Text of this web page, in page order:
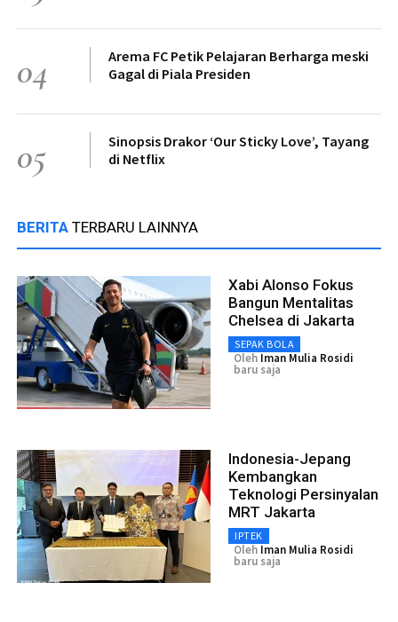
04
Arema FC Petik Pelajaran Berharga meski
Gagal di Piala Presiden
05
Sinopsis Drakor ‘Our Sticky Love’, Tayang
di Netflix
BERITA TERBARU LAINNYA
Xabi Alonso Fokus
Bangun Mentalitas
Chelsea di Jakarta
SEPAK BOLA
Oleh Iman Mulia Rosidi
baru saja
Indonesia-Jepang
Kembangkan
Teknologi Persinyalan
MRT Jakarta
IPTEK
Oleh Iman Mulia Rosidi
baru saja